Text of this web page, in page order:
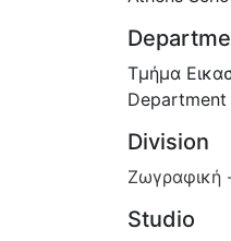
Τμήμα
Division
Ζωγραφική
Studio